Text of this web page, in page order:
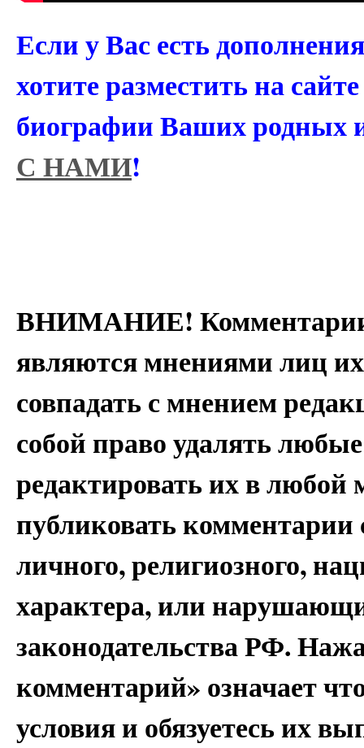
Если у Вас есть
хотите разместить на
биографии Ваших родных
С НАМИ!
ВНИМАНИЕ! Комментарии
являются мнениями лиц
совпадать с мнением
собой право удалять
редактировать их в
публиковать
личного, религиозного,
характера, или
законодательства РФ.
комментарий» означает
условия и обязуетесь их